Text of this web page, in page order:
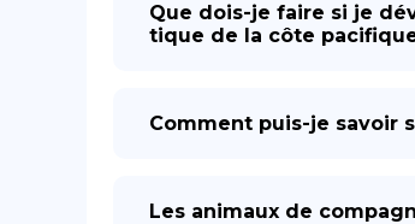
Que dois-je faire si je
tique de la côte
Comment puis-je savoir
Les animaux de